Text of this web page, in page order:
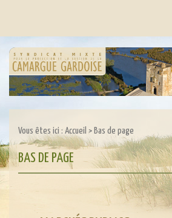
Vous êtes ici : Accueil > Bas de page
BAS DE PAGE